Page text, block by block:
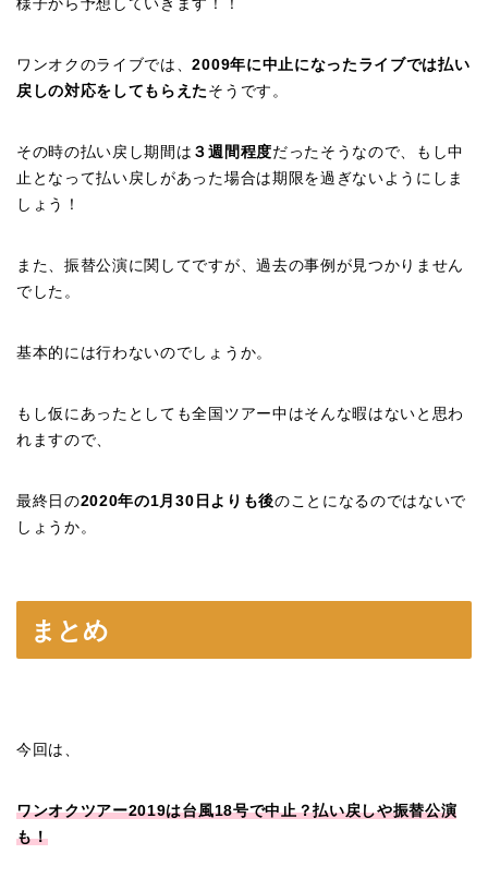
様子から予想していきます！！
ワンオクのライブでは、2009年に中止になったライブでは払い
戻しの対応をしてもらえた そうです。
その時の払い戻し期間は ３週間程度だったそうなので、もし中
止となって払い戻しがあった場合は期限を過ぎないようにしま
しょう！
また、振替公演に関してですが、過去の事例が見つかりません
でした。
基本的には行わないのでしょうか。
もし仮にあったとしても全国ツアー中はそんな暇はないと思わ
れますので、
最終日の2020年の1月30日よりも後のことになるのではないで
しょうか。
まとめ
今回は、
ワンオクツアー2019は台風18号で中止？払い戻しや振替公演
も！